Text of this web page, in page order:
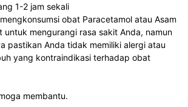
1-2 jam sekali
obat Paracetamol atau Asam
untuk mengurangi rasa sakit Anda, namun
pastikan Anda tidak memiliki alergi atau
yang kontraindikasi terhadap obat
membantu.